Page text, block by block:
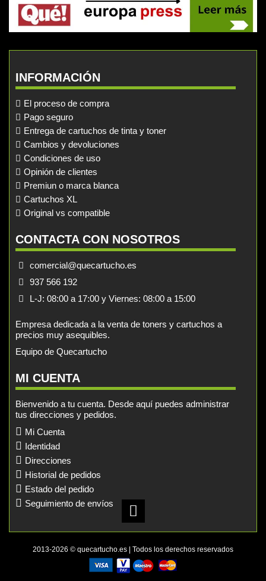
INFORMACIÓN
El proceso de compra
Pago seguro
Entrega de cartuchos de tinta y toner
Cambios y devoluciones
Condiciones de uso
Opinión de clientes
Premiun o marca blanca
Cartuchos XL
Original vs compatible
CONTACTA CON NOSOTROS
comercial@quecartucho.es
937 566 192
L-J: 08:00 a 17:00 y Viernes: 08:00 a 15:00
Empresa dedicada a la venta de toners y cartuchos a
precios muy asequibles.
Equipo de Quecartucho
MI CUENTA
Bienvenido a tu cuenta. Desde aquí puedes administrar
tus direcciones y pedidos.
Mi Cuenta
Identidad
Direcciones
Historial de pedidos
Estado del pedido
Seguimiento de envíos
2013-2026 © quecartucho.es | Todos los derechos reservados